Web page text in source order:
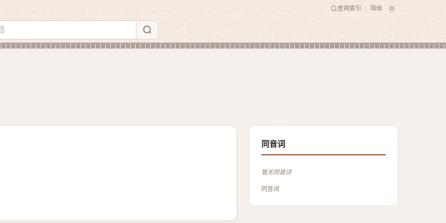
查詢索引 简体
同音词
暂无同音词
同音词